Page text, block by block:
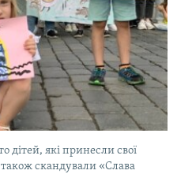
дітей, які принесли свої
також скандували «Слава